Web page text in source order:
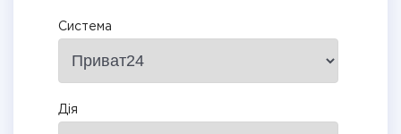
Система
Дія